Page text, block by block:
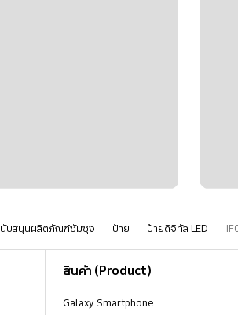
นับสนุนผลิตภัณฑ์ซัมซุง ป้าย ป้ายดิจิทัล LED
สินค้า (Product)
Galaxy Smartphone